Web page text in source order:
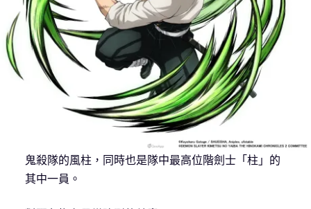
鬼殺隊的風柱，同時也是隊中最高位階劍士「柱」的
其中一員。